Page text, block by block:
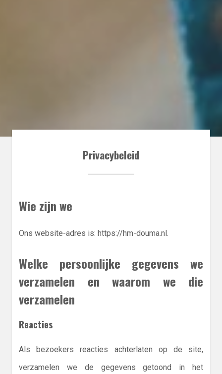
Privacybeleid
Wie zijn we
Ons website-adres is: https://hm-douma.nl.
Welke persoonlijke gegevens we
verzamelen en waarom we die
verzamelen
Reacties
Als bezoekers reacties achterlaten op de site,
verzamelen we de gegevens getoond in het